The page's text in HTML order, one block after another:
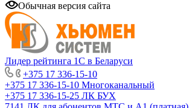
Обычная версия сайта
Лидер рейтинга 1С в Беларуси
+375 17 336-15-10
+375 17 336-15-10 Многоканальный
+375 17 336-15-25 ЛК БУХ